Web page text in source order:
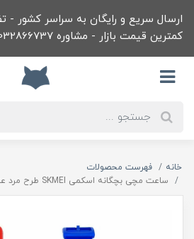
ارسال سریع و رایگان به سراسر کشور
کمترین قیمت بازار - مشاوره 09032866737
خانه
فهرست محصولات
ساعت مچی بچگانه اسکمی SKMEI طرح مرد عنکبوتی